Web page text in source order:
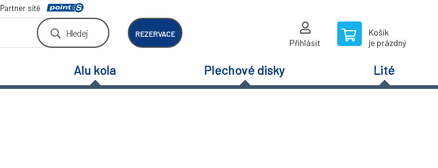
Partner sítě
Hledej REZERVACE
Přihlásit
Košík
je prázdný
Alu kola Plechové disky Lité